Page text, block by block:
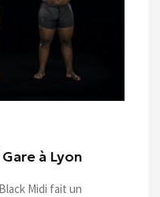
à Lyon
Midi fait un